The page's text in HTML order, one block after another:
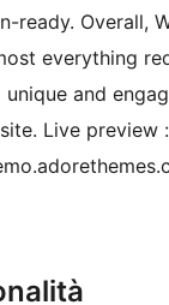
ready. Overall,
everything
and
Live preview :